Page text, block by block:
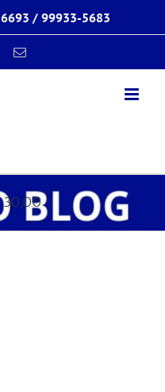
6693 / 99933-5683
E-
30,00